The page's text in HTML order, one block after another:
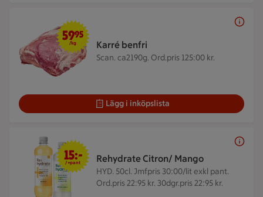
Karré benfri
Scan. ca2190g. Ord.pris 125:00 kr.
59,95 kr/kg
5995
/kg
Lägg i inköpslista
Rehydrate Citron/ Mango
HYD. 50cl. Jmfpris 30:00/lit exkl pant.
Ord.pris 22:95 kr. 30dgr.pris 22:95 kr.
15 kr + pant
15:-
/+pant